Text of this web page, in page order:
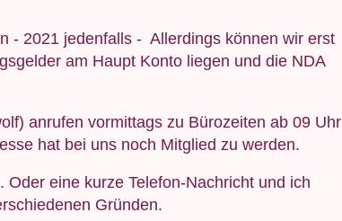
- 2021 jedenfalls - Allerdings können wir erst
am Haupt Konto liegen und die NDA
anrufen vormittags zu Bürozeiten ab 09 Uhr
hat bei uns noch Mitglied zu werden.
eine kurze Telefon-Nachricht und ich
Gründen.